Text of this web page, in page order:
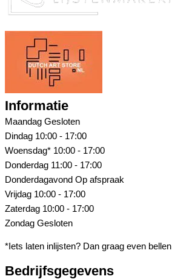
Informatie
Maandag Gesloten
Dindag 10:00 - 17:00
Woensdag* 10:00 - 17:00
Donderdag 11:00 - 17:00
Donderdagavond Op afspraak
Vrijdag 10:00 - 17:00
Zaterdag 10:00 - 17:00
Zondag Gesloten
*Iets laten inlijsten? Dan graag even bellen
Bedrijfsgegevens